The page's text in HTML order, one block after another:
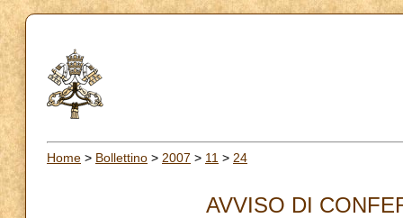
Home > Bollettino > 2007 > 11 > 24
AVVISO DI